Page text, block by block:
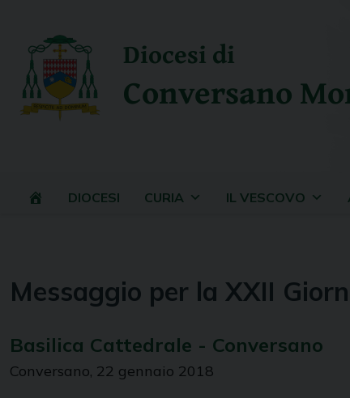
content
Diocesi di
Conversano
DIOCESI CURIA IL VESCOVO
Messaggio per la XXII
Basilica Cattedrale - Conversano
Conversano, 22 gennaio 2018